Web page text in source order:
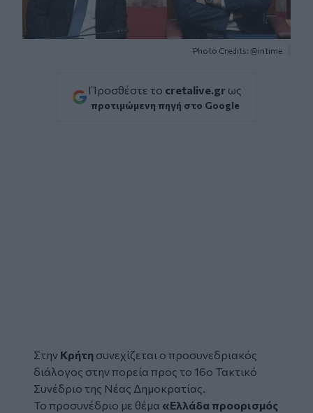
Photo Credits: @intime
Προσθέστε το cretalive.gr ως
προτιμώμενη πηγή στο Google
Στην Κρήτη συνεχίζεται ο προσυνεδριακός
διάλογος στην πορεία προς το 16ο Τακτικό
Συνέδριο της Νέας Δημοκρατίας.
Το προσυνέδριο με θέμα «Ελλάδα προορισμός